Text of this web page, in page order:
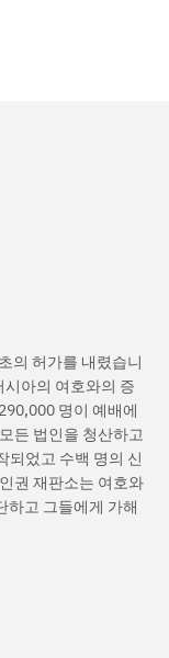
의 허가를 내렸습니
아의 여호와의 증
명이 예배에
든 법인을 청산하고
되었고 수백 명의 신
권 재판소는 여호와
하고 그들에게 가해